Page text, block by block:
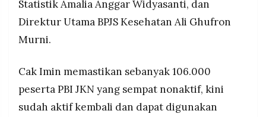
Resolusi.co
RESOLUSI
MEDIA
PRAMUDITA
membutuhkan, Cak Imin minta pemda lebih aktif
validasi data sosial ekonomi warga
Cak Imin instruksikan rumah sakit tetap layani
nonaktif dengan berkoordinasi ke Kemenkes dan
kepesertaan
Statistik Amalia Anggar Widyasanti, dan
Direktur Utama BPJS Kesehatan Ali Ghufron
Murni.
Cak Imin memastikan sebanyak 106.000
peserta PBI JKN yang sempat nonaktif, kini
sudah aktif kembali dan dapat digunakan